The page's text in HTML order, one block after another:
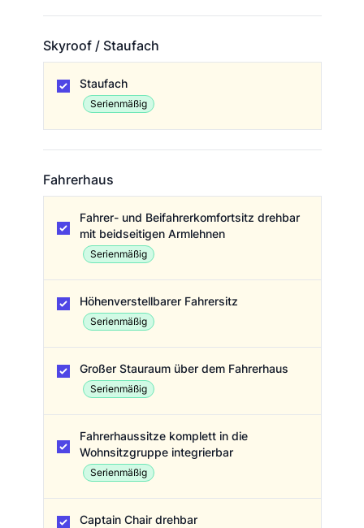
Skyroof / Staufach
Staufach
Serienmäßig
Fahrerhaus
Fahrer- und Beifahrerkomfortsitz drehbar
mit beidseitigen Armlehnen
Serienmäßig
Höhenverstellbarer Fahrersitz
Serienmäßig
Großer Stauraum über dem Fahrerhaus
Serienmäßig
Fahrerhaussitze komplett in die
Wohnsitzgruppe integrierbar
Serienmäßig
Captain Chair drehbar